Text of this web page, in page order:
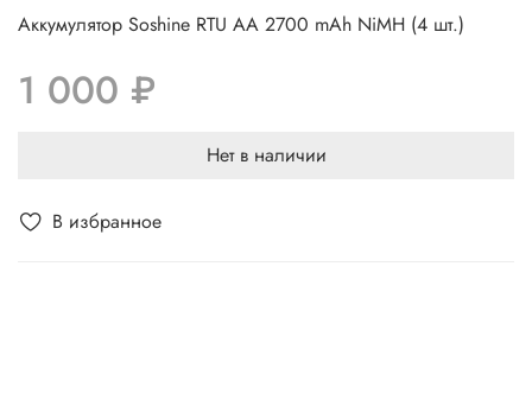
В избранное
Аккумулятор Soshine RTU АА 2700 mAh NiMH (4 шт.)
1 000 ₽
Нет в наличии